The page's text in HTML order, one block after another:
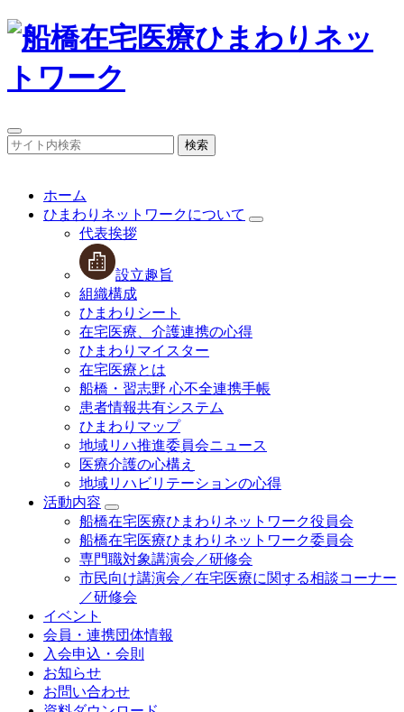
検索
ホーム
ひまわりネットワークについて
代表挨拶
設立趣旨
組織構成
ひまわりシート
在宅医療、介護連携の心得
ひまわりマイスター
在宅医療とは
船橋・習志野 心不全連携手帳
患者情報共有システム
ひまわりマップ
地域リハ推進委員会ニュース
医療介護の心構え
地域リハビリテーションの心得
活動内容
船橋在宅医療ひまわりネットワーク役員会
船橋在宅医療ひまわりネットワーク委員会
専門職対象講演会／研修会
市民向け講演会／在宅医療に関する相談コーナー
／研修会
イベント
会員・連携団体情報
入会申込・会則
お知らせ
お問い合わせ